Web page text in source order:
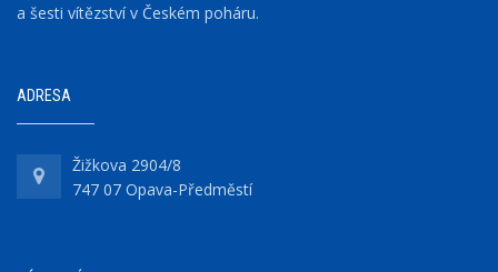
a šesti vítězství v Českém poháru.
ADRESA
Žižkova 2904/8
747 07 Opava-Předměstí